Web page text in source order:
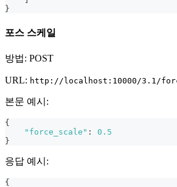
}
포스 스케일
방법: POST
URL: http://localhost:10000/3.1/
본문 예시:
{
"force_scale" :
0.5
}
응답 예시:
{